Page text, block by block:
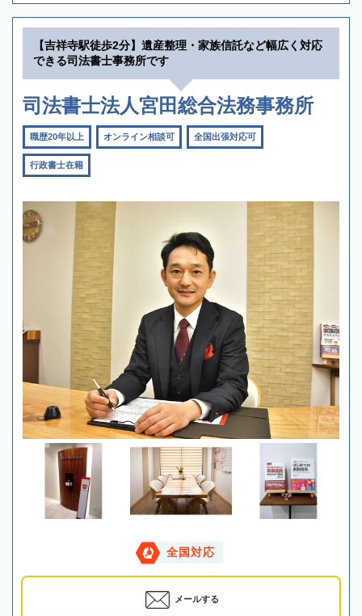
【吉祥寺駅徒歩2分】遺産整理・家族信託など幅広く対応
できる司法書士事務所です
司法書士法人宮田総合法務事務所
職歴20年以上 オンライン相談可 全国出張対応可
行政書士在籍
全国対応
メールする